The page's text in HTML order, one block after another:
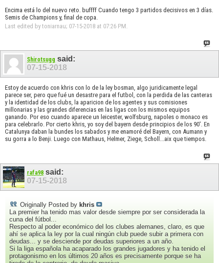
Encima está lo del nuevo reto. buffff Cuando tengo 3 partidos decisivos en 3 días.
Semis de Champions y, final de copa.
Last edited by toniarnau; 07-15-2018 at 07:26 PM
Shirotsugg said:
07-15-2018
Estoy de acuerdo con khris con lo de la ley bosman, algo juridicamente legal
parece ser, pero que fué un desastre para el futbol, con la perdida de las canteras
y la identidad de los clubs, la aparicion de los agentes y sus comisiones
millonarias y las grandes diferencias en las ligas con los mismos equipos
ganando. Por eso cuando aparece un leicester, wolfsburg, napoles o monaco es
para celebrarlo. Por cierto khris, yo soy del bayern desde principios de los 90'. En
Catalunya daban la bundes los sabados y me enamoré del Bayern, con Aumann y
su gorra a lo Benji. Luego con Mathaus, Helmer, Ziege, Scholl...aix que tiempos.
rafa98 said:
07-15-2018
Originally Posted by khris
La premier ha tenido mas valor desde siempre por ser considerada la
cuna del fútbol...
Respecto al poder económico del los clubes alemanes, claro, es que
ahí se aplica la ley por la cual ningún club puede subir a primera con
deudas... y se desciende por deudas superiores a un año.
Si la liga española ha acaparado los grandes jugadores y ha tenido el
protagonismo en los últimos 20 años es precisamente porque se ha